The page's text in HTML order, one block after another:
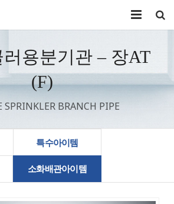
용분기관 – 장AT
(F)
SPRINKLER BRANCH PIPE
특수아이템
소화배관아이템